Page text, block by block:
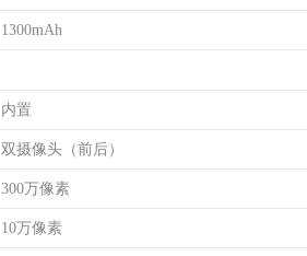
1300mAh
内置
双摄像头（前后）
300万像素
10万像素